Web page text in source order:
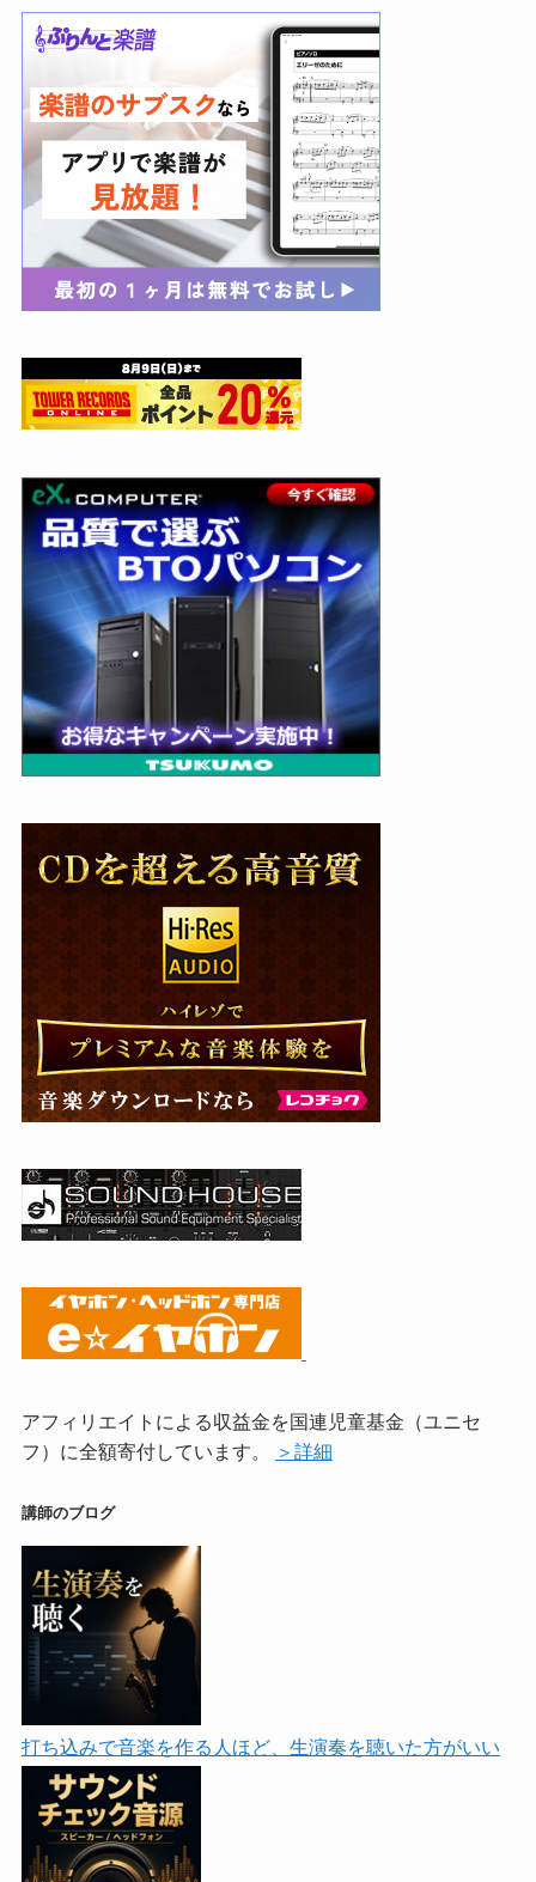
アフィリエイトによる収益金を国連児童基金（ユニセ
フ）に全額寄付しています。
＞詳細
講師のブログ
打ち込みで音楽を作る人ほど、生演奏を聴いた方がいい